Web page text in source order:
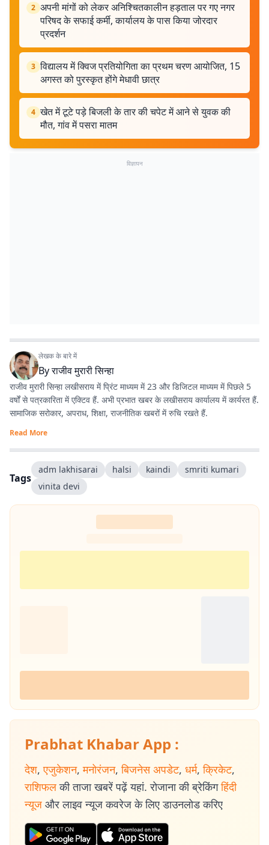
2 अपनी मांगों को लेकर अनिश्चितकालीन हड़ताल पर गए नगर
परिषद के सफाई कर्मी, कार्यालय के पास किया जोरदार
प्रदर्शन
3 विद्यालय में क्विज प्रतियोगिता का प्रथम चरण आयोजित, 15
अगस्त को पुरस्कृत होंगे मेधावी छात्र
4 खेत में टूटे पड़े बिजली के तार की चपेट में आने से युवक की
मौत, गांव में पसरा मातम
विज्ञापन
लेखक के बारे में
Byराजीव मुरारी सिन्हा
राजीव मुरारी सिन्हा लखीसराय में प्रिंट माध्यम में 23 और डिजिटल माध्यम में पिछले 5
वर्षों से पत्रकारिता में एक्टिव हैं. अभी प्रभात खबर के लखीसराय कार्यालय में कार्यरत हैं.
सामाजिक सरोकार, अपराध, शिक्षा, राजनीतिक खबरों में रुचि रखते हैं.
Read More
Tags
adm lakhisarai halsi kaindi
smriti kumari
vinita devi
Prabhat Khabar App :
देश, एजुकेशन, मनोरंजन, बिजनेस अपडेट, धर्म, क्रिकेट,
राशिफल की ताजा खबरें पढ़ें यहां. रोजाना की ब्रेकिंग हिंदी
न्यूज और लाइव न्यूज कवरेज के लिए डाउनलोड करिए